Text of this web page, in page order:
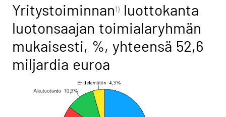
Yritystoiminnan1) luottokanta
luotonsaajan toimialaryhmän
mukaisesti, %, yhteensä 52,6
miljardia euroa